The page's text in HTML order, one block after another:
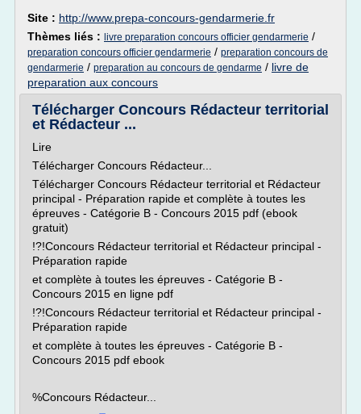
Site : http://www.prepa-concours-gendarmerie.fr
Thèmes liés : livre preparation concours officier gendarmerie /
preparation concours officier gendarmerie / preparation concours de
gendarmerie / preparation au concours de gendarme / livre de
preparation aux concours
Télécharger Concours Rédacteur territorial
et Rédacteur ...
Lire
Télécharger Concours Rédacteur...
Télécharger Concours Rédacteur territorial et Rédacteur
principal - Préparation rapide et complète à toutes les
épreuves - Catégorie B - Concours 2015 pdf (ebook
gratuit)
!?!Concours Rédacteur territorial et Rédacteur principal -
Préparation rapide
et complète à toutes les épreuves - Catégorie B -
Concours 2015 en ligne pdf
!?!Concours Rédacteur territorial et Rédacteur principal -
Préparation rapide
et complète à toutes les épreuves - Catégorie B -
Concours 2015 pdf ebook
%Concours Rédacteur...